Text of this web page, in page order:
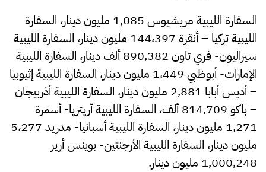
السفارة الليبية مريشيوس 1,085 مليون دينار، السفارة
الليبية تركيا – أنقرة 144،397 مليون دينار، السفارة الليبية
سيراليون- فري تاون 890,382 ألف دينار، السفارة الليبية
الإمارات- أبوظبي 1،449 مليون دينار، السفارة الليبية إثيوبيا
– أديس أبابا 2,881 مليون دينار، السفارة الليبية أذربيجان
– باكو 814,709 ألف، السفارة الليبية أريتريا- أسمرة
1,271 مليون دينار، السفارة الليبية أسبانيا- مدريد 5،277
مليون دينار، السفارة الليبية الأرجنتين- بوينس أرير
1,000,248 مليون دينار.